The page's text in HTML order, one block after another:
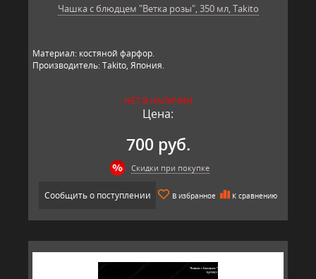
Чашка с блюдцем "Ветка розы", 350 мл, Takito
Материал: костяной фарфор.
Производитель: Takito, Япония.
НЕТ В НАЛИЧИИ
Цена:
700 руб.
Скидки при покупке
Сообщить о поступлении В избранное К сравнению